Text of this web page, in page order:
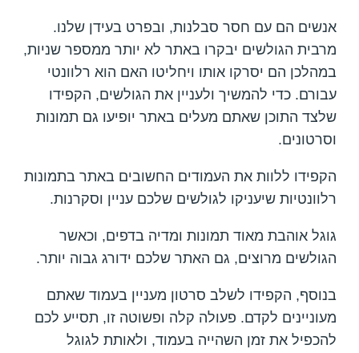
אנשים הם עם חסר סבלנות, ובפרט בעידן שלנו.
מרבית הגולשים יבקרו באתר לא יותר ממספר שניות,
במהלכן הם יסרקו אותו ויחליטו האם הוא רלוונטי
עבורם. כדי להמשיך ולעניין את הגולשים, הקפידו
שלצד התוכן שאתם מעלים באתר יופיעו גם תמונות
וסרטונים.
הקפידו ללוות את העמודים החשובים באתר בתמונות
רלוונטיות שיעניקו לגולשים שלכם עניין וסקרנות.
גוגל אוהבת מאוד תמונות ומדיה בדפים, וכאשר
הגולשים מרוצים, גם האתר שלכם ידורג גבוה יותר.
בנוסף, הקפידו לשלב סרטון מעניין בעמוד שאתם
מעוניינים לקדם. פעולה קלה ופשוטה זו, תסייע לכם
להכפיל את זמן השהייה בעמוד, ולאותת לגוגל